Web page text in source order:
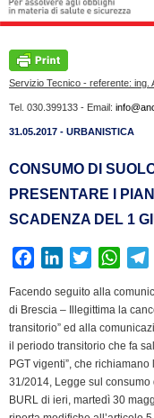
Servizio Tecnico - referente: ing.
Tel. 030.399133 - Email:
31.05.2017 - URBANISTICA
CONSUMO DI
PRESENTARE I
SCADENZA DEL 1
c
e
b
o
o
k
n
k
e
d
I
n
i
t
t
e
r
W
a
t
s
A
p
p
l
r
Facendo seguito alla
di Brescia – Illegittima la
transitorio” ed alla
il periodo transitorio che fa
PGT vigenti”, che
31/2014, Legge sul
BURL di ieri, martedì 30